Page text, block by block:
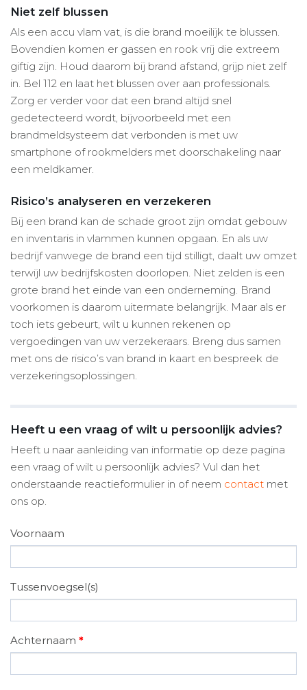
Niet zelf blussen
Als een accu vlam vat, is die brand moeilijk te blussen.
Bovendien komen er gassen en rook vrij die extreem
giftig zijn. Houd daarom bij brand afstand, grijp niet zelf
in. Bel 112 en laat het blussen over aan professionals.
Zorg er verder voor dat een brand altijd snel
gedetecteerd wordt, bijvoorbeeld met een
brandmeldsysteem dat verbonden is met uw
smartphone of rookmelders met doorschakeling naar
een meldkamer.
Risico’s analyseren en verzekeren
Bij een brand kan de schade groot zijn omdat gebouw
en inventaris in vlammen kunnen opgaan. En als uw
bedrijf vanwege de brand een tijd stilligt, daalt uw omzet
terwijl uw bedrijfskosten doorlopen. Niet zelden is een
grote brand het einde van een onderneming. Brand
voorkomen is daarom uitermate belangrijk. Maar als er
toch iets gebeurt, wilt u kunnen rekenen op
vergoedingen van uw verzekeraars. Breng dus samen
met ons de risico’s van brand in kaart en bespreek de
verzekeringsoplossingen.
Heeft u een vraag of wilt u persoonlijk advies?
Heeft u naar aanleiding van informatie op deze pagina
een vraag of wilt u persoonlijk advies? Vul dan het
onderstaande reactieformulier in of neem contact met
ons op.
Voornaam
Tussenvoegsel(s)
Achternaam *